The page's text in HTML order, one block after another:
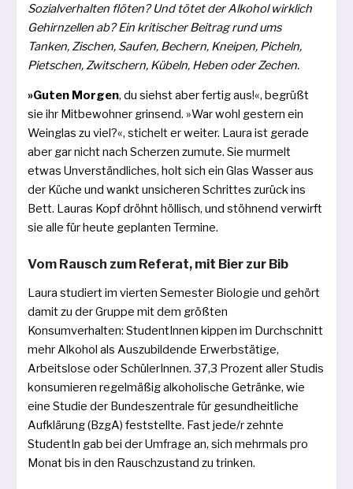
Sozialverhalten flö­ten? Und tötet der Alkohol wirk­lich
Gehirnzellen ab? Ein kri­ti­scher Beitrag rund ums
Tanken, Zischen, Saufen, Bechern, Kneipen, Picheln,
Pietschen, Zwitschern, Kübeln, Heben oder Zechen.
»Guten Morgen, du siehst aber fer­tig aus!«, begrüßt
sie ihr Mitbewohner grin­send. »War wohl ges­tern ein
Weinglas zu viel?«, sti­chelt er wei­ter. Laura ist gera­de
aber gar nicht nach Scherzen zumu­te. Sie mur­melt
etwas Unverständliches, holt sich ein Glas Wasser aus
der Küche und wankt unsi­che­ren Schrittes zurück ins
Bett. Lauras Kopf dröhnt höl­lisch, und stöh­nend ver­wirft
sie alle für heu­te geplan­ten Termine.
Vom Rausch zum Referat, mit Bier zur Bib
Laura stu­diert im vier­ten Semester Biologie und gehört
damit zu der Gruppe mit dem größ­ten
Konsumverhalten: StudentInnen kip­pen im Durchschnitt
mehr Alkohol als Auszubildende Erwerbstätige,
Arbeitslose oder SchülerInnen. 37,3 Prozent aller Studis
kon­su­mie­ren regel­mä­ßig alko­ho­li­sche Getränke, wie
eine Studie der Bundeszentrale für gesund­heit­li­che
Aufklärung (BzgA) fest­stell­te. Fast jede/r zehn­te
StudentIn gab bei der Umfrage an, sich mehr­mals pro
Monat bis in den Rauschzustand zu trinken.